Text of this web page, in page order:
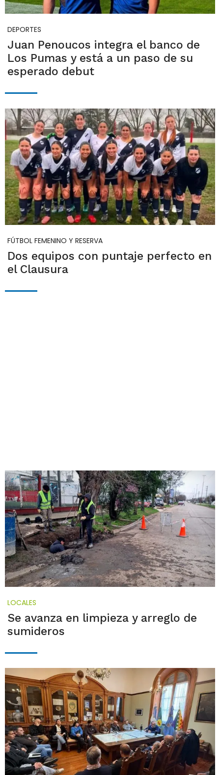
DEPORTES
Juan Penoucos integra el banco de
Los Pumas y está a un paso de su
esperado debut
FÚTBOL FEMENINO Y RESERVA
Dos equipos con puntaje perfecto en
el Clausura
LOCALES
Se avanza en limpieza y arreglo de
sumideros